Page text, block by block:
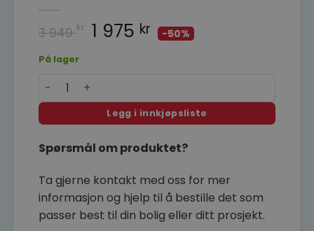
3 949kr 1 975 kr -50%
På lager
Finestra Energi Fastkarm 40x200 2-lags antall
Legg i innkjøpsliste
Spørsmål om produktet?
Ta gjerne kontakt med oss for mer
informasjon og hjelp til å bestille det som
passer best til din bolig eller ditt prosjekt.